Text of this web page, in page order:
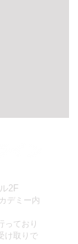
2F
デミー内
っており
け取りで